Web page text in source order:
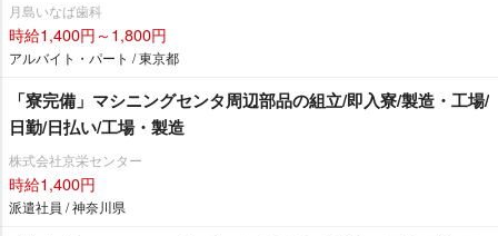
月島いなば歯科
時給1,400円～1,800円
アルバイト・パート / 東京都
「寮完備」マシニングセンタ周辺部品の組立/即入寮/製造・工場/
日勤/日払い/工場・製造
株式会社京栄センター
時給1,400円
派遣社員 / 神奈川県